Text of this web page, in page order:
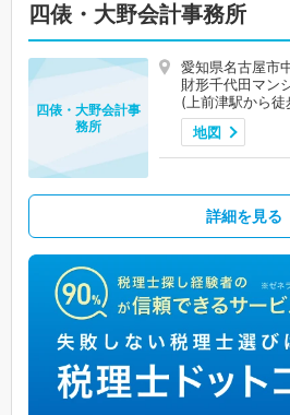
四俵・大野会計事務所
愛知県名古屋市
財形千代田マン
(上前津駅から徒
地図
四俵・大野会計事
務所
詳細を見る